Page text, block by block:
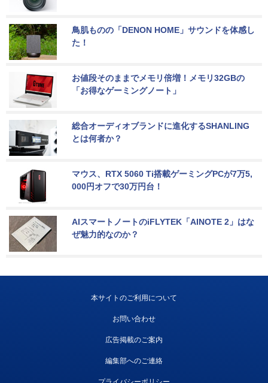
鳥肌ものの「DENON HOME」サウンドを体感し
た！
お値段そのままでメモリ倍増！メモリ32GBの
「お得なゲーミングノート」
総合オーディオブランドに進化するSHANLING
とは何者か？
マウス、RTX 5060 Ti搭載ゲーミングPCが7万5,
000円オフで30万円台！
AIスマートノートのiFLYTEK「AINOTE 2」はな
ぜ魅力的なのか？
本サイトのご利用について
お問い合わせ
広告掲載のご案内
編集部へのご連絡